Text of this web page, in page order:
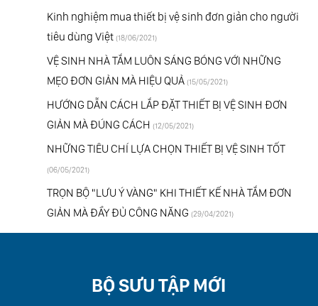
Kinh nghiệm mua thiết bị vệ sinh đơn giản cho người
tiêu dùng Việt (18/06/2021)
VỆ SINH NHÀ TẮM LUÔN SÁNG BÓNG VỚI NHỮNG
MẸO ĐƠN GIẢN MÀ HIỆU QUẢ (15/05/2021)
HƯỚNG DẪN CÁCH LẮP ĐẶT THIẾT BỊ VỆ SINH ĐƠN
GIẢN MÀ ĐÚNG CÁCH (12/05/2021)
NHỮNG TIÊU CHÍ LỰA CHỌN THIẾT BỊ VỆ SINH TỐT
(06/05/2021)
TRỌN BỘ "LƯU Ý VÀNG" KHI THIẾT KẾ NHÀ TẮM ĐƠN
GIẢN MÀ ĐẦY ĐỦ CÔNG NĂNG (29/04/2021)
BỘ SƯU TẬP MỚI